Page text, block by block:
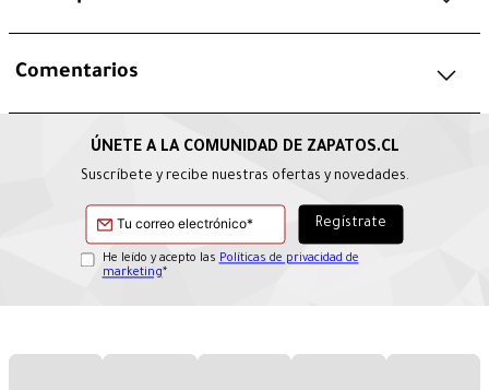
Comentarios
Suscríbete y recibe nuestras ofertas y novedades.
He leído y acepto las Políticas de privacidad de
marketing*